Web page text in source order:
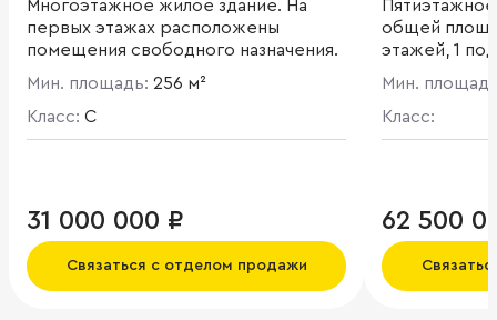
Многоэтажное жилое здание. На
первых этажах расположены
помещения свободного назначения.
Мин. площадь: 256 м²
Класс: C
31 000 000 ₽
Связаться с отделом продажи
общей
этажей, 1
минутах
(680м)
Мин.
Класс:
62 500